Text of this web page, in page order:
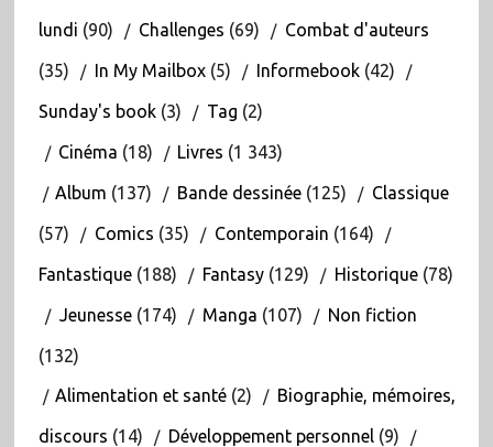
lundi (90) Challenges (69) Combat d'auteurs
(35) In My Mailbox(5) Informebook(42)
Sunday's book(3) Tag (2)
Cinéma (18) Livres (1 343)
Album (137) Bande dessinée(125) Classique
(57) Comics (35) Contemporain (164)
Fantastique(188) Fantasy(129) Historique(78)
Jeunesse(174) Manga (107) Non fiction
(132)
Alimentation et santé(2) Biographie, mémoires,
discours (14) Développement personnel(9)